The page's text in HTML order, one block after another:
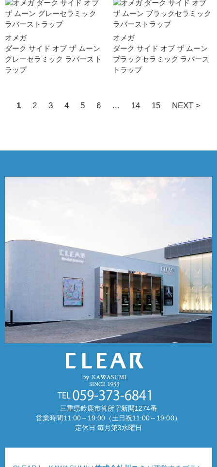
オメガ
ダーク サイド オブ ザ ムー ン
グレーセラミック ラバースト
ラッ プ
オメガ
ダーク サイド オブ ザ ムー ン
ブラックセラミック ラバース
トラッ プ
1 2 3 4 5 6 ... 14 15 NEXT >
三重県鈴鹿市算所字新開1274番
営業時間11:00～19:00（土日祝11:00～19:00）
定休日 毎月第3水曜日